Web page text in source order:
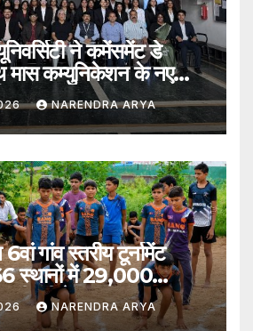
ने कमेंसमेंट डे
कम्युनिकेशन के नए
स्वागत
NARENDRA ARYA
गांव स्तरीय टूर्नामेंट
स्थानों में 29,000
के साथ संपन्न हुआ
NARENDRA ARYA